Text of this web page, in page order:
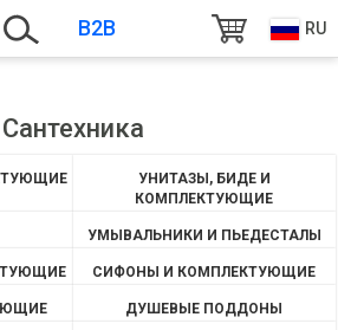
B2B RU
Сантехника
УНИТАЗЫ, БИДЕ И
КОМПЛЕКТУЮЩИЕ
УМЫВАЛЬНИКИ И ПЬЕДЕСТАЛЫ
СИФОНЫ И КОМПЛЕКТУЮЩИЕ
ДУШЕВЫЕ ПОДДОНЫ